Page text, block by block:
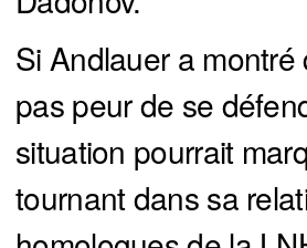
Si Andlauer a montré
pas peur de se
situation pourrait
tournant dans sa